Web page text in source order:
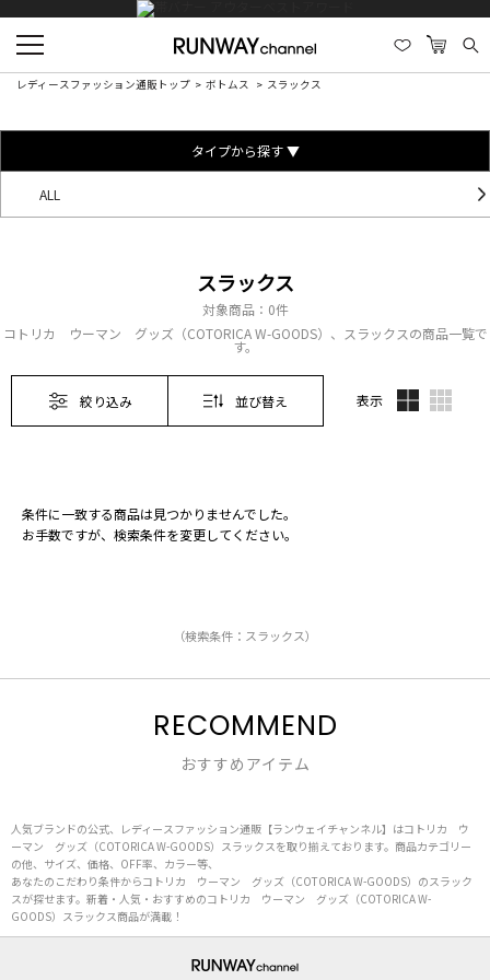
レディースファッション通販トップ ボトムス スラックス
タイプから探す ▼
ALL
スラックス
対象商品： 0件
コトリカ ウーマン グッズ（COTORICA W-GOODS）、スラックスの商品一覧で
す。
絞り込み 並び替え 表示
条件に一致する商品は見つかりませんでした。
お手数ですが、検索条件を変更してください。
（検索条件：スラックス）
RECOMMEND
おすすめアイテム
人気ブランドの公式、レディースファッション通販【ランウェイチャンネル】はコトリカ ウ
ーマン グッズ（COTORICA W-GOODS）スラックスを取り揃えております。商品カテゴリー
の他、サイズ、価格、OFF率、カラー等、
あなたのこだわり条件からコトリカ ウーマン グッズ（COTORICA W-GOODS）のスラック
スが探せます。新着・人気・おすすめのコトリカ ウーマン グッズ（COTORICA W-
GOODS）スラックス商品が満載！